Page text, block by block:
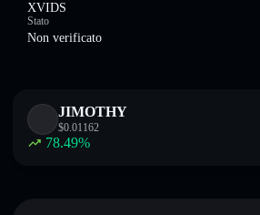
XVIDS
Stato
Non verificato
JIMOTHY
$0.01162
78.49%